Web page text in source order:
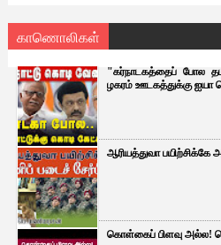
காணொலிகள்
"கர்நாடகத்தைப் போல
ழகரம் ஊடகத்துக்கு
ஆரியத்துவா பயிற்சிக்கே
கொள்கைப் பிளவு அல்ல!